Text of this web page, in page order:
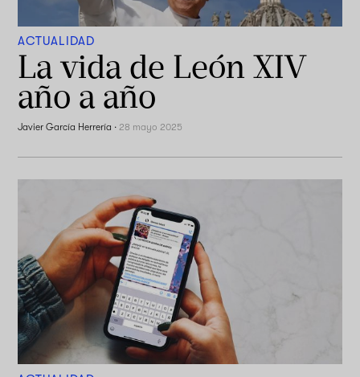
ACTUALIDAD
La vida de León XIV
año a año
Javier García Herrería ·28 mayo 2025